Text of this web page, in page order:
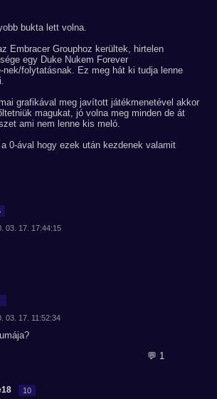
bukta lett volna.
Embracer Grouphoz kerültek, hirtelen
egy Duke Nukem Forever
nek/folytatásnak. Ez meg hát ki tudja lenne
grafikával meg javított játékmenetével akkor
magukat, jó volna meg minden de át
ami nem lenne kis meló.
0-ával hogy ezek után kezdenek valamit
03. 17. 17:44:15
03. 17. 11:52:34
💬 1
10